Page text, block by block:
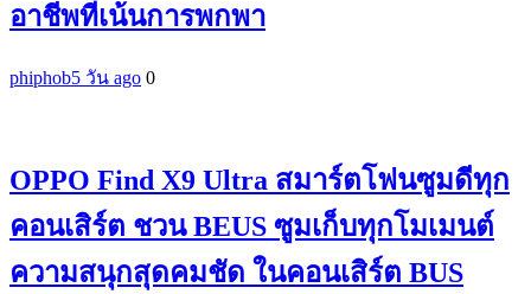
อาชีพที่เน้นการพกพา
phiphob5 วัน ago 0
OPPO Find X9 Ultra สมาร์ตโฟนซูมดีทุก
คอนเสิร์ต ชวน BEUS ซูมเก็บทุกโมเมนต์
ความสนุกสุดคมชัด ในคอนเสิร์ต BUS